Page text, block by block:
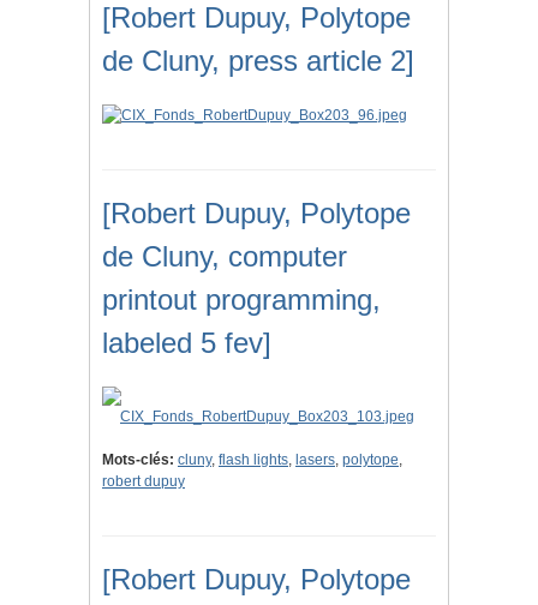
[Robert Dupuy, Polytope
de Cluny, press article 2]
[Robert Dupuy, Polytope
de Cluny, computer
printout programming,
labeled 5 fev]
Mots-clés: cluny, flash lights, lasers, polytope,
robert dupuy
[Robert Dupuy, Polytope